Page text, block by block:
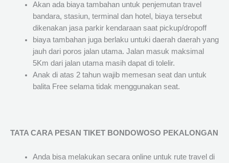
Akan ada biaya tambahan untuk penjemutan travel
bandara, stasiun, terminal dan hotel, biaya tersebut
dikenakan jasa parkir kendaraan saat pickup/dropoff
biaya tambahan juga berlaku untuki daerah daerah yang
jauh dari poros jalan utama. Jalan masuk maksimal
5Km dari jalan utama masih dapat di tolelir.
Anak di atas 2 tahun wajib memesan seat dan untuk
balita Free selama tidak menggunakan seat.
TATA CARA PESAN TIKET BONDOWOSO PEKALONGAN
Anda bisa melakukan secara online untuk rute travel di